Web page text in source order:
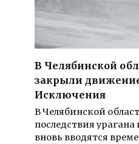
В Челябинской
закрыли
Исключения
В Челябинской
последствия
вновь вводятся